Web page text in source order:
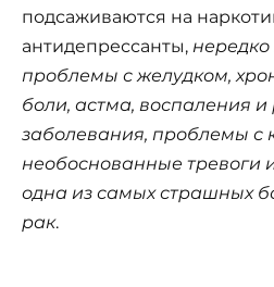
подсаживаются на
антидепрессанты,
проблемы с желудком,
боли, астма, воспаления
заболевания, проблемы с
необоснованные тревоги
одна из самых страшных
рак.